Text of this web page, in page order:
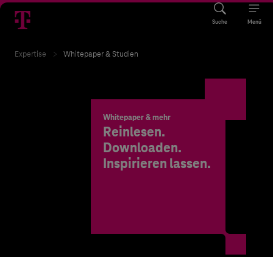
Suche Menü
Expertise Whitepaper & Studien
Whitepaper & mehr
Reinlesen.
Downloaden.
Inspirieren lassen.